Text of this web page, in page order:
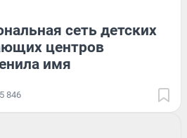
сеть детских
центров
имя
5 846